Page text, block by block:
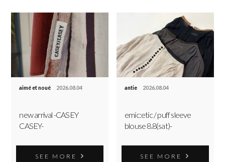
aimé et noué 2026.08.04
new arrival -CASEY
CASEY-
SEE MORE
antie 2026.08.04
emic:etic / puff sleeve
blouse 8.8(sat)-
SEE MORE